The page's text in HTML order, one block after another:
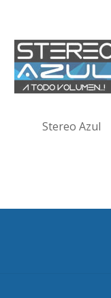
Stereo Azul